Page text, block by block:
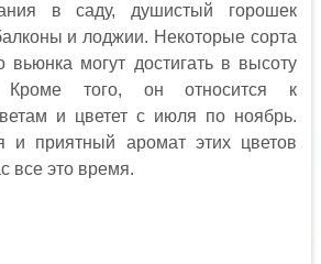
в саду, душистый горошек
и лоджии. Некоторые сорта
вьюнка могут достигать в высоту
того, он относится к
и цветет с июля по ноябрь.
и приятный аромат этих цветов
все это время.